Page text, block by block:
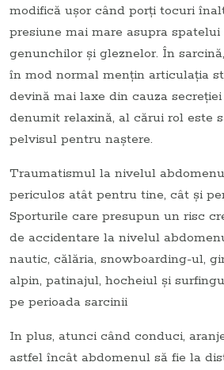
modifică uşor când porţi tocuri
presiune mai mare asupra
genunchilor şi gleznelor. În
în mod normal menţin articulaţia
devină mai laxe din cauza
denumit relaxină, al cărui rol este
pelvisul pentru naştere.
Traumatismul la nivelul
periculos atât pentru tine, cât şi
Sporturile care presupun un risc
de accidentare la nivelul
nautic, călăria, snowboarding-ul,
alpin, patinajul, hocheiul şi
pe perioada sarcinii
In plus, atunci când conduci,
astfel încât abdomenul să fie la